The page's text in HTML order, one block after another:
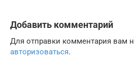
Добавить комментарий
Для отправки комментария вам
авторизоваться.